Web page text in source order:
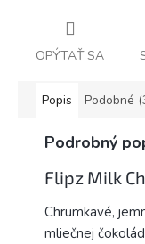
OPÝTAŤ SA
Popis Podobné
Podrobný
Flipz Milk
Chrumkavé,
mliečnej